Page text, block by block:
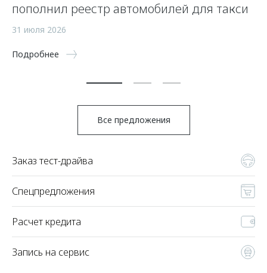
пополнил реестр автомобилей для такси
31 июля 2026
Подробнее
Все предложения
Заказ тест-драйва
Спецпредложения
Расчет кредита
Запись на сервис